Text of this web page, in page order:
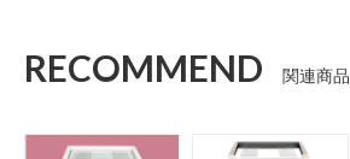
RECOMMEND 関連商品